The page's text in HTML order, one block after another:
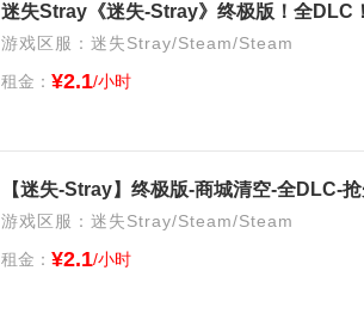
迷失Stray《迷失-Stray》终极版！全DLC
游戏区服：迷失Stray/Steam/Steam
租金： ¥2.1/小时
【迷失-Stray】终极版-商城清空-全DLC-
游戏区服：迷失Stray/Steam/Steam
租金： ¥2.1/小时